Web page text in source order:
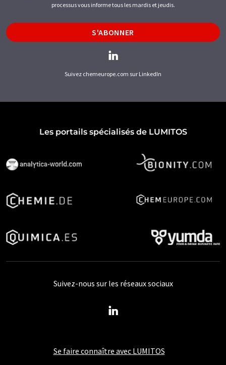
processus vous informe tous les mardis et jeudis.
S'ABONNER
Suivez chemeurope.com sur LinkedIn
Les portails spécialisés de LUMITOS
Se faire connaître avec LUMITOS
Suivez-nous sur les réseaux sociaux